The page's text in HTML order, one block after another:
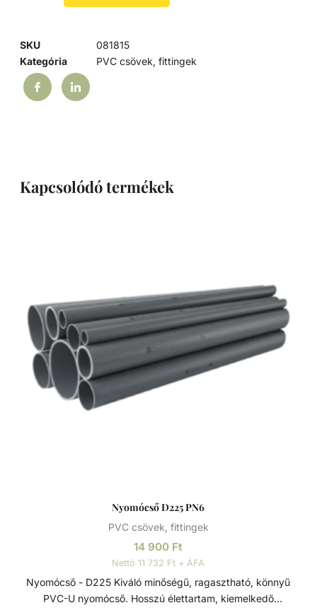
SKU
081815
Kategória
PVC csövek, fittingek
Kapcsolódó termékek
Nyomócső D225 PN6
PVC csövek, fittingek
14 900 Ft
Nettó 11 732 Ft + ÁFA
Nyomócső - D225 Kiváló minőségű, ragasztható, könnyű
PVC-U nyomócső. Hosszú élettartam, kiemelkedő